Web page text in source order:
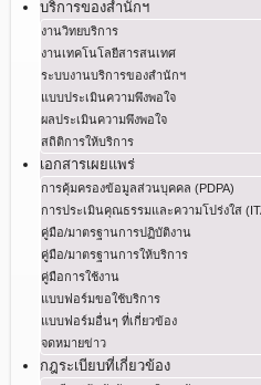
บริการของสำนักฯ
งานวิทยบริการ
งานเทคโนโลยีสารสนเทศ
ระบบงานบริการของสำนักฯ
แบบประเมินความพึงพอใจ
ผลประเมินความพึงพอใจ
สถิติการให้บริการ
เอกสารเผยแพร่
การคุ้มครองข้อมูลส่วนบุคคล (PDPA)
การประเมินคุณธรรมและความโปร่งใส
คู่มือ/มาตรฐานการปฏิบัติงาน
คู่มือ/มาตรฐานการให้บริการ
คู่มือการใช้งาน
แบบฟอร์มขอใช้บริการ
แบบฟอร์มอื่นๆ ที่เกี่ยวข้อง
จดหมายข่าว
กฎระเบียบที่เกี่ยวข้อง